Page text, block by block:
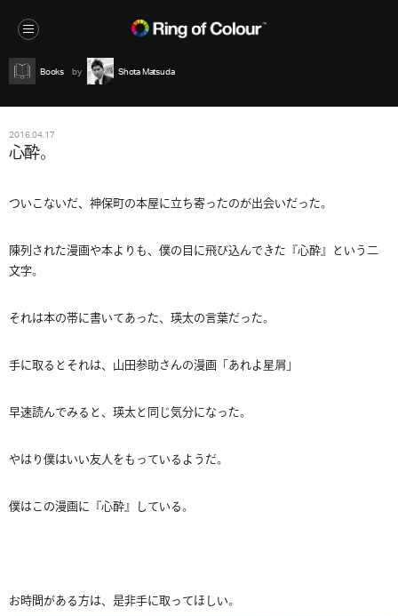
Books Shota Matsuda
2016.04.17
心酔。
ついこないだ、神保町の本屋に立ち寄ったのが出会いだった。
陳列された漫画や本よりも、僕の目に飛び込んできた『心酔』という二
文字。
それは本の帯に書いてあった、瑛太の言葉だった。
手に取るとそれは、山田参助さんの漫画「あれよ星屑」
早速読んでみると、瑛太と同じ気分になった。
やはり僕はいい友人をもっているようだ。
僕はこの漫画に『心酔』している。
お時間がある方は、是非手に取ってほしい。